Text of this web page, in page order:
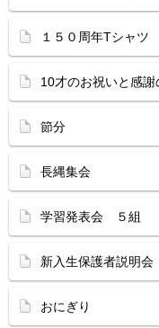
１５０周年Tシャツ
10才のお祝いと感謝
節分
長縄集会
学習発表会 ５組
新入生保護者説明会
おにぎり